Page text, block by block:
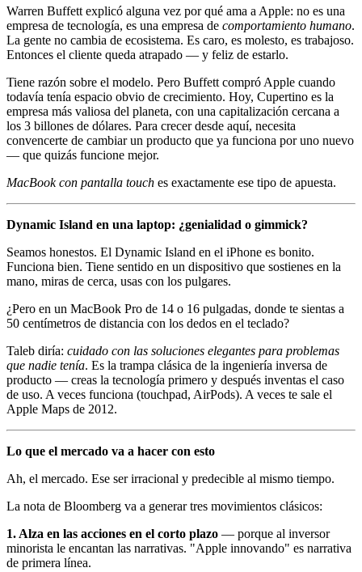
Warren Buffett explicó alguna vez por qué ama a Apple: no es una
empresa de tecnología, es una empresa de comportamiento humano.
La gente no cambia de ecosistema. Es caro, es molesto, es trabajoso.
Entonces el cliente queda atrapado — y feliz de estarlo.
Tiene razón sobre el modelo. Pero Buffett compró Apple cuando
todavía tenía espacio obvio de crecimiento. Hoy, Cupertino es la
empresa más valiosa del planeta, con una capitalización cercana a
los 3 billones de dólares. Para crecer desde aquí, necesita
convencerte de cambiar un producto que ya funciona por uno nuevo
— que quizás funcione mejor.
MacBook con pantalla touch es exactamente ese tipo de apuesta.
Dynamic Island en una laptop: ¿genialidad o gimmick?
Seamos honestos. El Dynamic Island en el iPhone es bonito.
Funciona bien. Tiene sentido en un dispositivo que sostienes en la
mano, miras de cerca, usas con los pulgares.
¿Pero en un MacBook Pro de 14 o 16 pulgadas, donde te sientas a
50 centímetros de distancia con los dedos en el teclado?
Taleb diría: cuidado con las soluciones elegantes para problemas
que nadie tenía. Es la trampa clásica de la ingeniería inversa de
producto — creas la tecnología primero y después inventas el caso
de uso. A veces funciona (touchpad, AirPods). A veces te sale el
Apple Maps de 2012.
Lo que el mercado va a hacer con esto
Ah, el mercado. Ese ser irracional y predecible al mismo tiempo.
La nota de Bloomberg va a generar tres movimientos clásicos:
1. Alza en las acciones en el corto plazo — porque al inversor
minorista le encantan las narrativas. "Apple innovando" es narrativa
de primera línea.